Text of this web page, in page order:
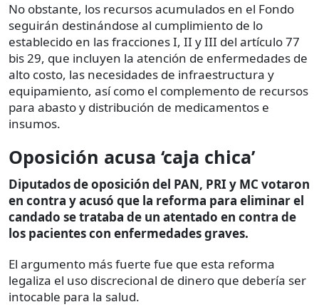
No obstante, los recursos acumulados en el Fondo
seguirán destinándose al cumplimiento de lo
establecido en las fracciones I, II y III del artículo 77
bis 29, que incluyen la atención de enfermedades de
alto costo, las necesidades de infraestructura y
equipamiento, así como el complemento de recursos
para abasto y distribución de medicamentos e
insumos.
Oposición acusa ‘caja chica’
Diputados de oposición del PAN, PRI y MC votaron
en contra y acusó que la reforma para eliminar el
candado se trataba de un atentado en contra de
los pacientes con enfermedades graves.
El argumento más fuerte fue que esta reforma
legaliza el uso discrecional de dinero que debería ser
intocable para la salud.